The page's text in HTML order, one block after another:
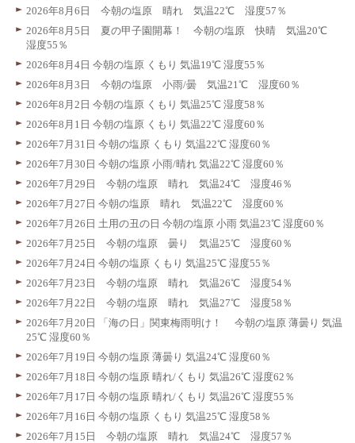
2026年8月6日 今朝の塩原 晴れ 気温22℃ 湿度57％
2026年8月5日 夏の甲子園開幕！ 今朝の塩原 快晴 気温20℃
湿度55％
2026年8月4日 今朝の塩原 くもり 気温19℃ 湿度55％
2026年8月3日 今朝の塩原 小雨/曇 気温21℃ 湿度60％
2026年8月2日 今朝の塩原 くもり 気温25℃ 湿度58％
2026年8月1日 今朝の塩原 くもり 気温22℃ 湿度60％
2026年7月31日 今朝の塩原 くもり 気温22℃ 湿度60％
2026年7月30日 今朝の塩原 小雨/晴れ 気温22℃ 湿度60％
2026年7月29日 今朝の塩原 晴れ 気温24℃ 湿度46％
2026年7月27日 今朝の塩原 晴れ 気温22℃ 湿度60％
2026年7月26日 土用の丑の日 今朝の塩原 小雨 気温23℃ 湿度60％
2026年7月25日 今朝の塩原 曇り 気温25℃ 湿度60％
2026年7月24日 今朝の塩原 くもり 気温25℃ 湿度55％
2026年7月23日 今朝の塩原 晴れ 気温26℃ 湿度54％
2026年7月22日 今朝の塩原 晴れ 気温27℃ 湿度58％
2026年7月20日 「海の日」関東梅雨明け！ 今朝の塩原 薄曇り 気温
25℃ 湿度60％
2026年7月19日 今朝の塩原 薄曇り 気温24℃ 湿度60％
2026年7月18日 今朝の塩原 晴れ/くもり 気温26℃ 湿度62％
2026年7月17日 今朝の塩原 晴れ/くもり 気温26℃ 湿度55％
2026年7月16日 今朝の塩原 くもり 気温25℃ 湿度58％
2026年7月15日 今朝の塩原 晴れ 気温24℃ 湿度57％